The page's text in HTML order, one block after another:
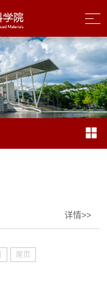
详情>>
尾页